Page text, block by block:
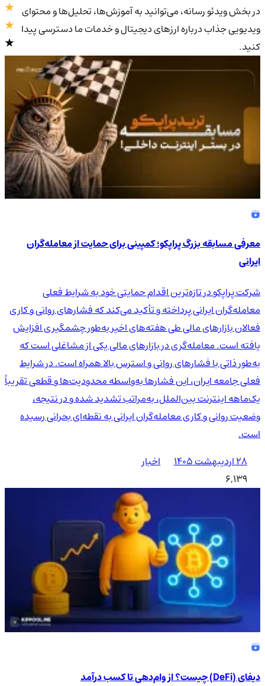
4.9/5
در بخش ویدئو رسانه، می‌توانید به آموزش‌ها، تحلیل‌ها و محتوای
ویدیویی جذاب درباره ارزهای دیجیتال و خدمات ما دسترسی پیدا
کنید.
معرفی مسابقه بزرگ پراپکو؛ کمپینی برای حمایت از معامله‌گران
ایرانی
شرکت پراپکو در تازه‌ترین اقدام حمایتی خود به شرایط فعلی
معامله‌گران ایرانی پرداخته و تأکید می‌کند که فشارهای روانی و کاری
فعالان بازارهای مالی طی هفته‌های اخیر به‌طور چشمگیری افزایش
یافته است. معامله‌گری در بازارهای مالی یکی از مشاغلی است که
به‌طور ذاتی با فشارهای روانی و استرس بالا همراه است. در شرایط
فعلی جامعه ایران، این فشارها به‌واسطه محدودیت‌ها و قطعی تقریباً
یک‌ماهه اینترنت بین‌الملل، به‌مراتب تشدید شده و در نتیجه،
وضعیت روانی و کاری معامله‌گران ایرانی به نقطه‌ای بحرانی رسیده
است.
۲۸ اردیبهشت ۱۴۰۵
اخبار
6,139
دیفای (DeFi) چیست؟ از وام‌دهی تا کسب درآمد